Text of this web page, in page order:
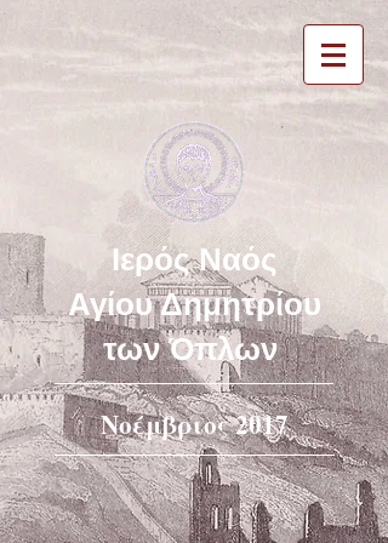
Ιερός Ναός
Αγίου Δημητρίου
των Όπλων
Νοέμβριος 2017